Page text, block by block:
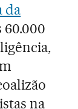
da
60.000
na